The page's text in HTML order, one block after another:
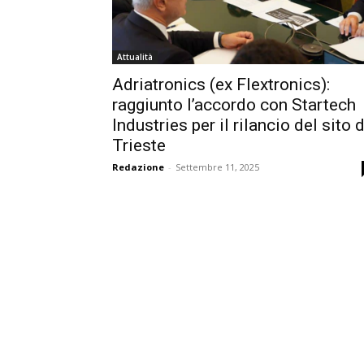
Attualità
Adriatronics (ex Flextronics):
raggiunto l’accordo con Startech
Industries per il rilancio del sito
Trieste
Redazione - Settembre 11, 2025